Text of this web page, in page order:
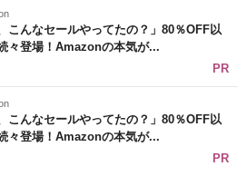
こんなセールやってたの？」80％OFF以
々登場！Amazonの本気が...
PR
こんなセールやってたの？」80％OFF以
々登場！Amazonの本気が...
PR